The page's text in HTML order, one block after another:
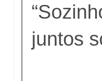
juntos